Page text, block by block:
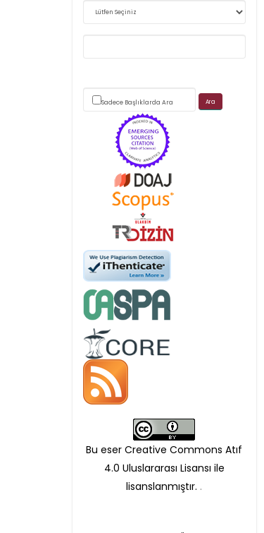
Web sitemizde yapılan güncellemeler nedeniyle
üzerinden yürütülmektedir.
Scimago's grade
Öndenetimden geçen
makaleler için, 100 Avro
Makale İşletim Ücreti (APC)
alınmaktadır.
Hakem sürecine alınacak
makaleler için yazarlara
APC ödeme bilgi mesajı
iletilmektedir.
Sadece Başlıklarda Ara
Bu eser Creative Commons Atıf
4.0 Uluslararası Lisansı ile
lisanslanmıştır. .